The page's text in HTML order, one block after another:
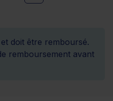
doit être remboursé.
remboursement avant